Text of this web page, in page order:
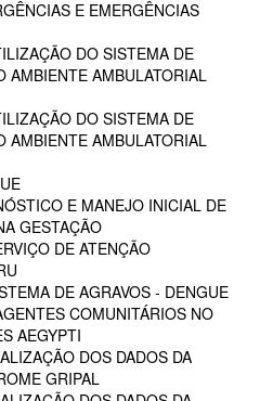
E EMERGÊNCIAS
DO SISTEMA DE
AMBIENTE AMBULATORIAL
DO SISTEMA DE
AMBIENTE AMBULATORIAL
E MANEJO INICIAL DE
GESTAÇÃO
DE ATENÇÃO
DE AGRAVOS - DENGUE
COMUNITÁRIOS NO
AEGYPTI
DOS DADOS DA
GRIPAL